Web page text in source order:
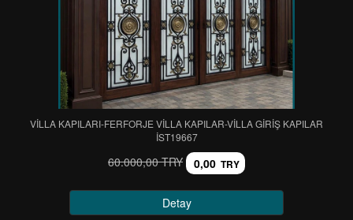
VİLLA KAPILARI-FERFORJE VİLLA KAPILAR-VİLLA GİRİŞ KAPILAR
IST19667
60.000,00 TRY 0,00 TRY
Detay